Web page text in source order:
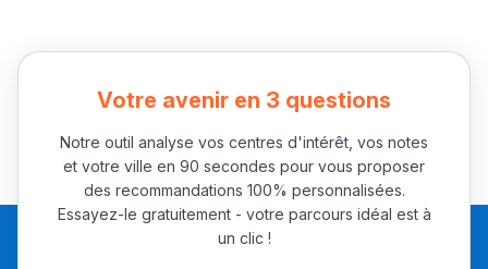
يلقاو التوازن من الدّاخل
ومن الخارج، بشرى
أمسكين بنات مسارها
خطوة بخطوة - مترجم
القراية و الخدمة فمجال
تقويم البصر مع المختصّة
Votre avenir en 3 questions
Notre outil analyse vos centres d'intérêt, vos notes
et votre ville en 90 secondes pour vous proposer
des recommandations 100% personnalisées.
Essayez-le gratuitement - votre parcours idéal est à
un clic !